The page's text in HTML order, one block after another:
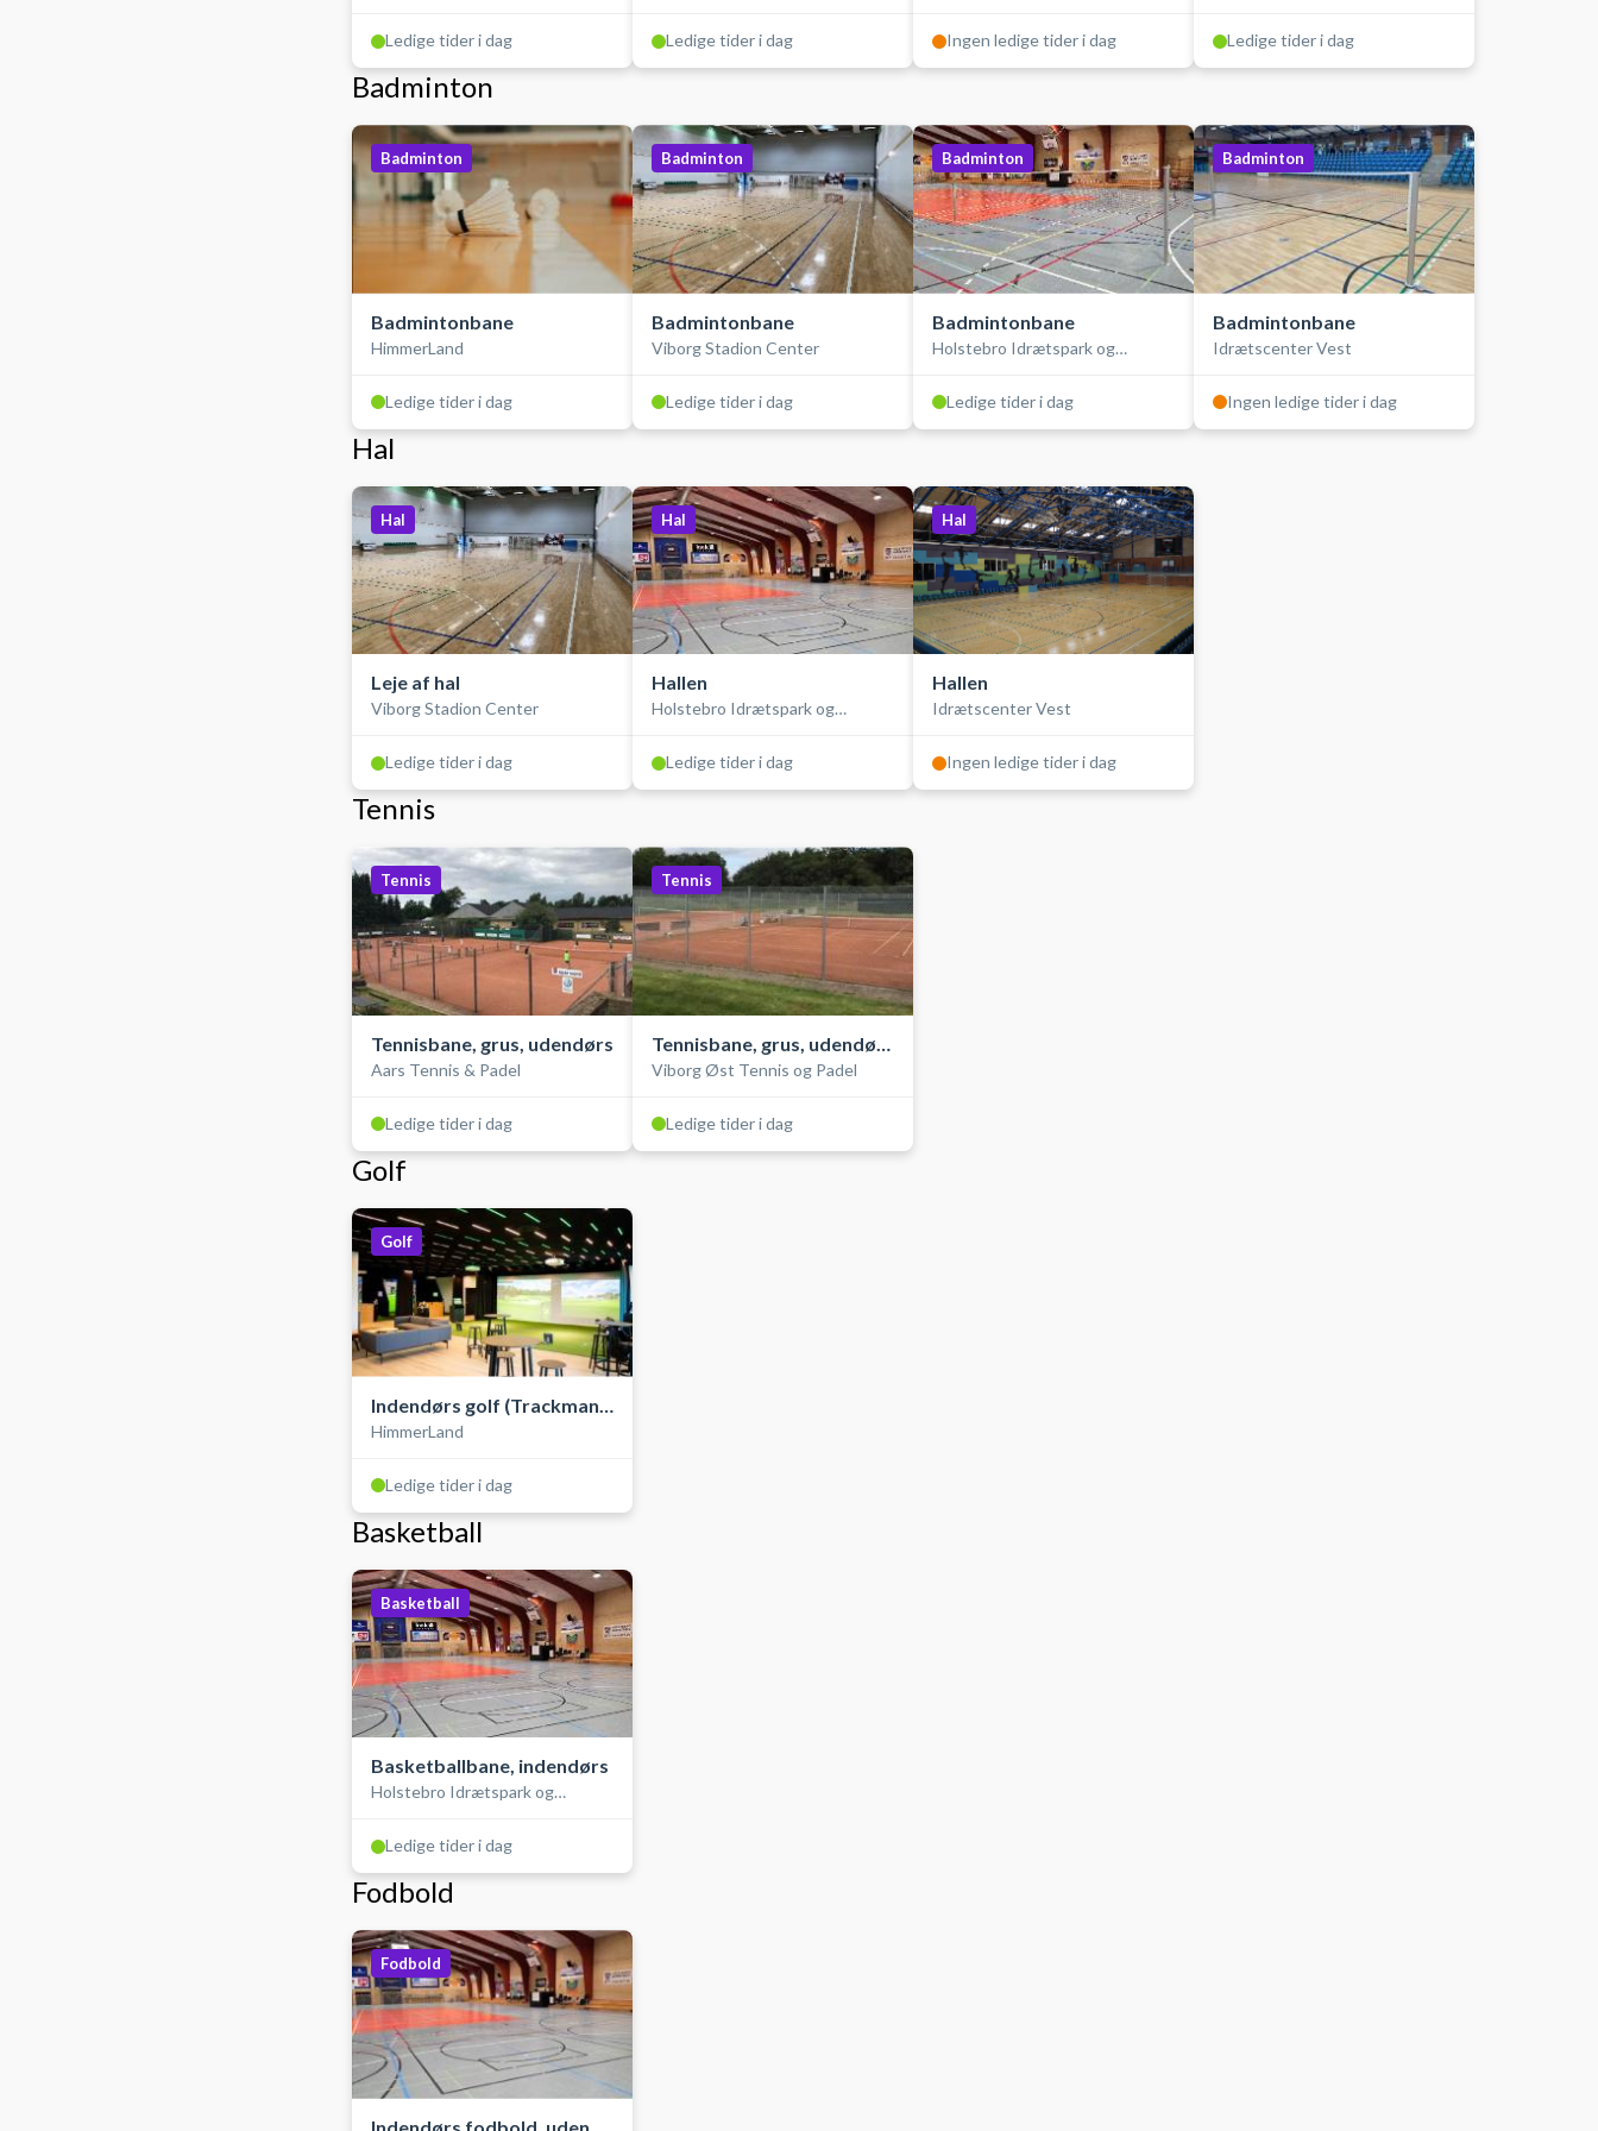
Ledige tider i dag Ledige tider i dag Ingen ledige tider i dag
Ledige tider i dag
Badminton
Badminton
Badmintonbane
HimmerLand
Ledige tider i dag
Badminton
Badmintonbane
Viborg Stadion Center
Ledige tider i dag
Badminton
Badmintonbane
Holstebro Idrætspark og
Ledige tider i dag
Badminton
Badmintonbane
Idrætscenter Vest
Ingen ledige tider i dag
Hal
Hal
Leje af hal
Viborg Stadion Center
Ledige tider i dag
Hal
Hallen
Holstebro Idrætspark og
Ledige tider i dag
Hal
Hallen
Idrætscenter Vest
Ingen ledige tider i dag
Tennis
Tennis
Tennisbane, grus, udendørs
Aars Tennis & Padel
Ledige tider i dag
Tennis
Tennisbane, grus, udendørs
med lys
Viborg Øst Tennis og Padel
Ledige tider i dag
Golf
Golf
Indendørs golf (Trackman
golfsimulator)
HimmerLand
Ledige tider i dag
Basketball
Basketball
Basketballbane, indendørs
Holstebro Idrætspark og
Ledige tider i dag
Fodbold
Fodbold